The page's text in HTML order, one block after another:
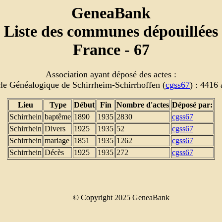
GeneaBank
Liste des communes dépouillées
France - 67
Association ayant déposé des actes :
Généalogique de Schirrheim-Schirrhoffen (cgss67) : 4416
Lieu Type Début Fin Nombre d'actes Déposé par:
Schirrhein baptême 1890 1935 2830
cgss67
Schirrhein Divers 1925 1935 52
cgss67
Schirrhein mariage 1851 1935 1262
cgss67
Schirrhein Décès 1925 1935 272 cgss67
© Copyright 2025 GeneaBank